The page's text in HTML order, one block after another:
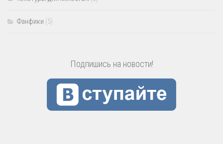
Фанфики (5)
Подпишись на новости!